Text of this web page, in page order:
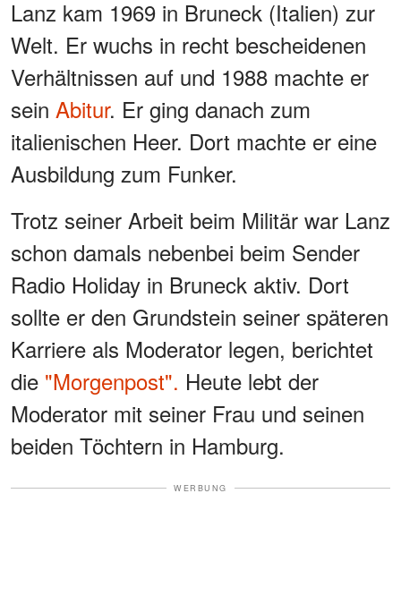
Lanz kam 1969 in Bruneck (Italien) zur
Welt. Er wuchs in recht bescheidenen
Verhältnissen auf und 1988 machte er
sein Abitur. Er ging danach zum
italienischen Heer. Dort machte er eine
Ausbildung zum Funker.
Trotz seiner Arbeit beim Militär war Lanz
schon damals nebenbei beim Sender
Radio Holiday in Bruneck aktiv. Dort
sollte er den Grundstein seiner späteren
Karriere als Moderator legen, berichtet
die "Morgenpost". Heute lebt der
Moderator mit seiner Frau und seinen
beiden Töchtern in Hamburg.
WERBUNG